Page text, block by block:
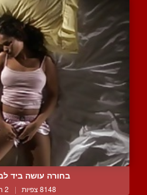
בחורה עושה ביד
8148 צפיות | 2 המלצות